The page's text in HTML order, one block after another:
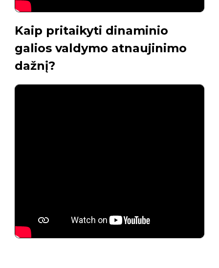
Kaip pritaikyti dinaminio
galios valdymo atnaujinimo
dažnį?